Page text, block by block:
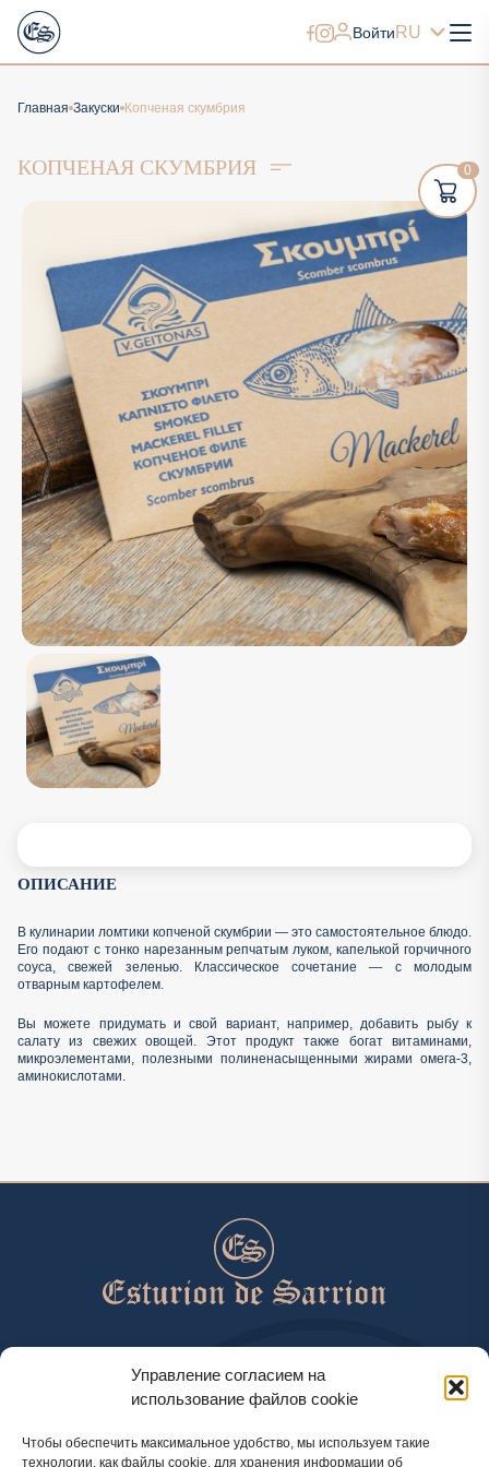
Управление согласием на
использование файлов cookie
Чтобы обеспечить максимальное удобство, мы используем такие
технологии, как файлы cookie, для хранения информации об
Войти RU
Главная Закуски Копченая скумбрия
КОПЧЕНАЯ СКУМБРИЯ
ОПИСАНИЕ
В кулинарии ломтики копченой скумбрии — это самостоятельное блюдо.
Его подают с тонко нарезанным репчатым луком, капелькой горчичного
соуса, свежей зеленью. Классическое сочетание — с молодым
отварным картофелем.
Вы можете придумать и свой вариант, например, добавить рыбу к
салату из свежих овощей. Этот продукт также богат витаминами,
микроэлементами, полезными полиненасыщенными жирами омега-3,
аминокислотами.
с 9 до 18 (GMT+2) по будням
0